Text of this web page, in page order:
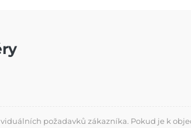
požadavků zákazníka. Pokud je k